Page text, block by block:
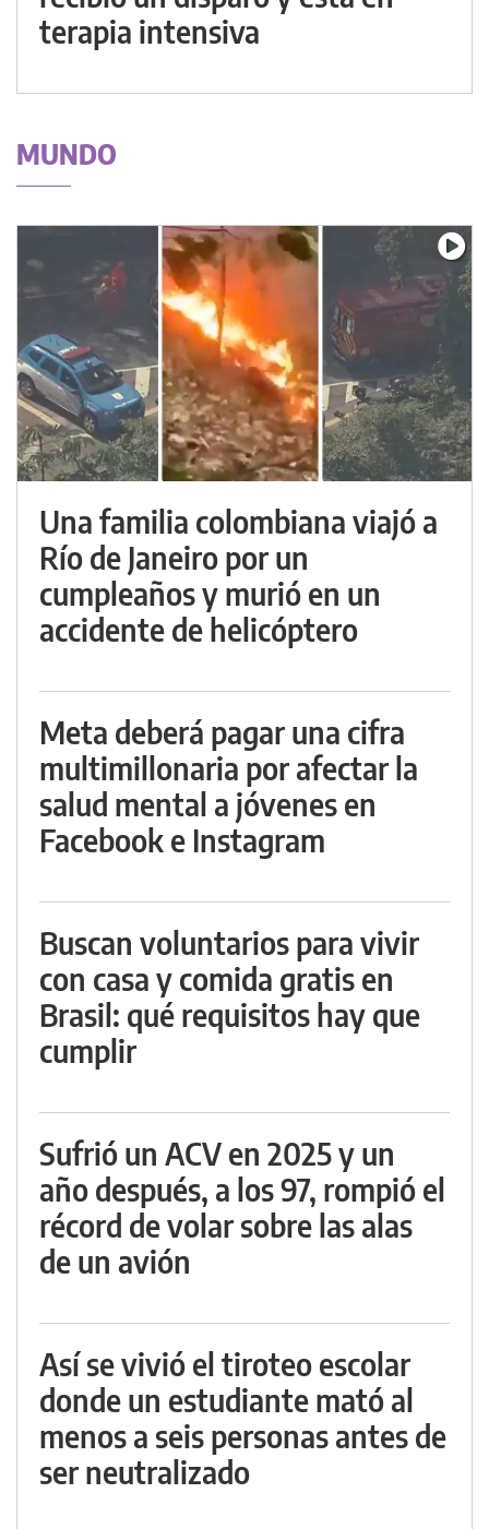
terapia intensiva
MUNDO
Una familia colombiana viajó a
Río de Janeiro por un
cumpleaños y murió en un
accidente de helicóptero
Meta deberá pagar una cifra
multimillonaria por afectar la
salud mental a jóvenes en
Facebook e Instagram
Buscan voluntarios para vivir
con casa y comida gratis en
Brasil: qué requisitos hay que
cumplir
Sufrió un ACV en 2025 y un
año después, a los 97, rompió el
récord de volar sobre las alas
de un avión
Así se vivió el tiroteo escolar
donde un estudiante mató al
menos a seis personas antes de
ser neutralizado